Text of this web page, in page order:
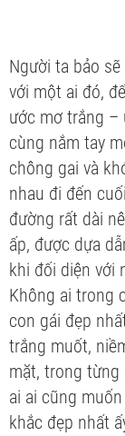
Người ta bảo
với một ai đó,
ước mơ trắng –
cùng nắm tay
chông gai và
nhau đi đến
đường rất dài
ấp, được dựa
khi đối diện với
Không ai trong
con gái đẹp
trắng muốt,
mặt, trong từng
ai ai cũng
khắc đẹp nhất